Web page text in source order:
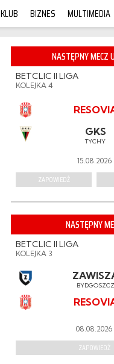
KLUB BIZNES MULTIMEDIA
NASTĘPNY MECZ
BETCLIC II LIGA
KOLEJKA 4
GKS
TYCHY
15.08.2026
ZAPOWIEDŹ
NASTĘPNY
BETCLIC II LIGA
KOLEJKA 3
BYDGOSZCZ
08.08.2026
ZAPOWIEDŹ